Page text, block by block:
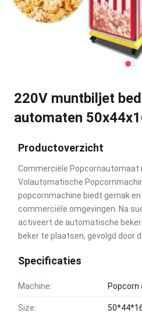
220V muntbiljet
automaten
Productoverzicht
Commerciële Popcornautomaat
Volautomatische
popcornmachine biedt gemak
commerciële omgevingen. Na
activeert de automatische
beker te plaatsen, gevolgd door
Specificaties
Machine:
Size: